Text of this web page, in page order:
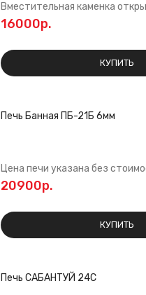
Вместительная каменка
16000р.
КУПИТЬ
Печь Банная ПБ-21Б 6мм
Цена печи указана без
20900р.
КУПИТЬ
Печь САБАНТУЙ 24С